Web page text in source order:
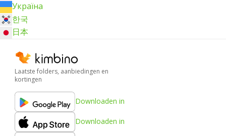
Україна
한국
日本
Laatste folders, aanbiedingen en
kortingen
Downloaden in
Downloaden in